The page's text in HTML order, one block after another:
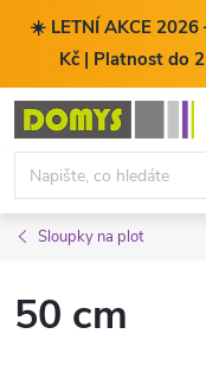
☀️ LETNÍ AKCE
Kč | Platnost do
Přejít
obsah
Sloupky na plot
50 cm